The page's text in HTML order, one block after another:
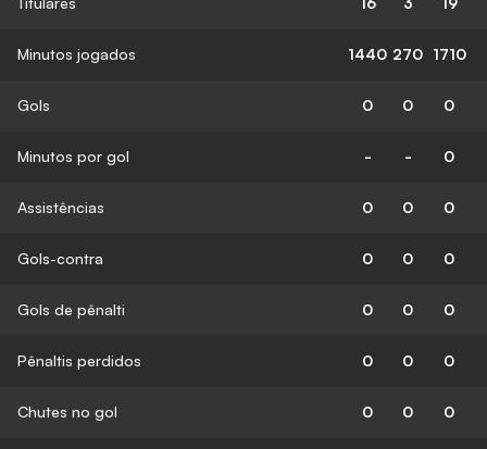
Minutos jogados 1440 270 1710
Gols 0 0 0
Minutos por gol - - 0
Assistências 0 0 0
Gols-contra 0 0 0
Gols de pênalti 0 0 0
Pênaltis perdidos 0 0 0
Chutes no gol 0 0 0